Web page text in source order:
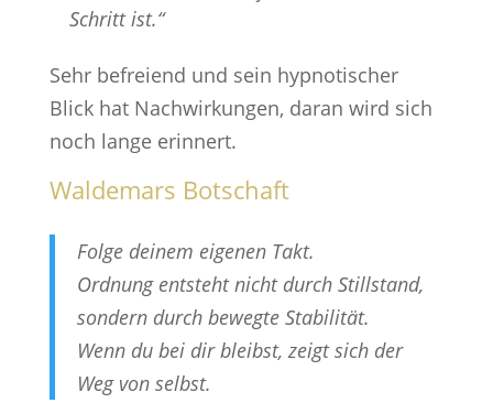
Schritt ist.“
Sehr befreiend und sein hypnotischer
Blick hat Nachwirkungen, daran wird sich
noch lange erinnert.
Waldemars Botschaft
Folge deinem eigenen Takt.
Ordnung entsteht nicht durch Stillstand,
sondern durch bewegte Stabilität.
Wenn du bei dir bleibst, zeigt sich der
Weg von selbst.